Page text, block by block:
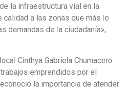
la infraestructura vial en la
calidad a las zonas que más lo
demandas de la ciudadanía»,
Cinthya Gabriela Chumacero
emprendidos por el
la importancia de atender